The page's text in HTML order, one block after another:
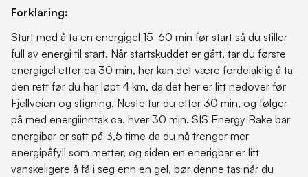
Forklaring:
Start med å ta en energigel 15-60 min før start så du stiller
full av energi til start. Når startskuddet er gått, tar du første
energigel etter ca 30 min, her kan det være fordelaktig å ta
den rett før du har løpt 4 km, da det her er litt nedover før
Fjellveien og stigning. Neste tar du etter 30 min, og følger
på med energiinntak ca. hver 30 min. SIS Energy Bake bar
energibar er satt på 3,5 time da du nå trenger mer
energipåfyll som metter, og siden en enerigbar er litt
vanskeligere å få i seg enn en gel, bør denne tas når du